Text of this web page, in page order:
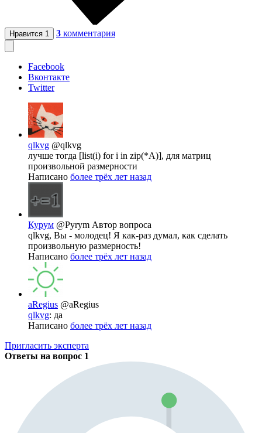
Нравится 1 3 комментария
Facebook
Вконтакте
Twitter
qlkvg @qlkvg
лучше тогда [list(i) for i in zip(*A)], для матриц
произвольной размерности
Написано более трёх лет назад
Курум @Pyrym Автор вопроса
qlkvg, Вы - молодец! Я как-раз думал, как сделать
произвольную размерность!
Написано более трёх лет назад
aRegius @aRegius
qlkvg: да
Написано более трёх лет назад
Пригласить эксперта
Ответы на вопрос 1